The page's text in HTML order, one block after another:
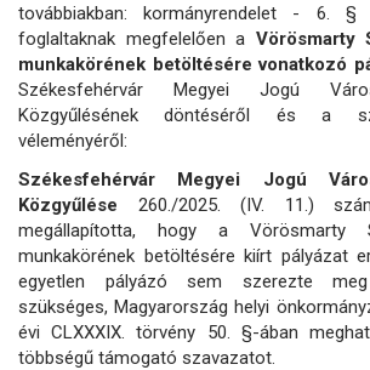
továbbiakban: kormányrendelet - 6. §
foglaltaknak megfelelően a Vörösmarty
munkakörének betöltésére vonatkozó
Székesfehérvár Megyei Jogú
Közgyűlésének döntéséről és a
véleményéről:
Székesfehérvár Megyei Jogú
Közgyűlése 260./2025. (IV. 11.)
megállapította, hogy a Vörösmarty
munkakörének betöltésére kiírt pályázat
egyetlen pályázó sem szerezte
szükséges, Magyarország helyi
évi CLXXXIX. törvény 50. §-ában
többségű támogató szavazatot.